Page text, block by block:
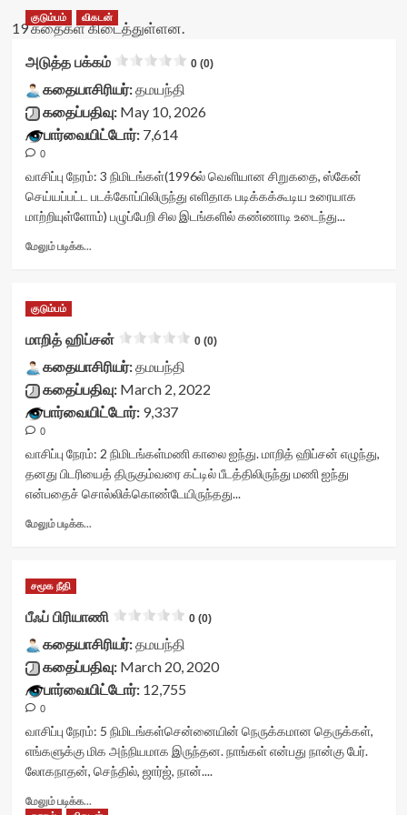
19 கதைகள் கிடைத்துள்ளன.
குடும்பம் விகடன்
அடுத்த பக்கம் 0 (0)
கதையாசிரியர்:தமயந்தி
கதைப்பதிவு:May 10, 2026
பார்வையிட்டோர்:7,614
0
வாசிப்பு நேரம்: 3 நிமிடங்கள்(1996ல் வெளியான சிறுகதை, ஸ்கேன்
செய்யப்பட்ட படக்கோப்பிலிருந்து எளிதாக படிக்கக்கூடிய உரையாக
மாற்றியுள்ளோம்) பழுப்பேறி சில இடங்களில் கண்ணாடி உடைந்து...
மேலும் படிக்க...
class="yasr-
vv-
stars-
title-
container">
<div
stars-
title
yasr-
rater-
rater-
7673fa0d0364c'
data-
rating='0'
data-
rater-
data-
rater-
postid='53338'
data-
குடும்பம்
மாறித் ஹிப்சன் 0 (0)
கதையாசிரியர்:தமயந்தி
கதைப்பதிவு:March 2, 2022
பார்வையிட்டோர்:9,337
0
வாசிப்பு நேரம்: 2 நிமிடங்கள்மணி காலை ஐந்து. மாறித் ஹிப்சன் எழுந்து,
தனது பிடரியைத் திருகும்வரை கட்டில் பீடத்திலிருந்து மணி ஐந்து
என்பதைச் சொல்லிக்கொண்டேயிருந்தது...
மேலும் படிக்க...
class="yasr-
vv-
stars-
title-
container">
<div
stars-
title
yasr-
rater-
சமூக நீதி
பீஃப் பிரியாணி 0 (0)
கதையாசிரியர்:தமயந்தி
கதைப்பதிவு:March 20, 2020
பார்வையிட்டோர்:12,755
0
வாசிப்பு நேரம்: 5 நிமிடங்கள்சென்னையின் நெருக்கமான தெருக்கள்,
எங்களுக்கு மிக அந்நியமாக இருந்தன. நாங்கள் என்பது நான்கு பேர்.
லோகநாதன், செந்தில், ஜார்ஜ், நான்....
மேலும் படிக்க...